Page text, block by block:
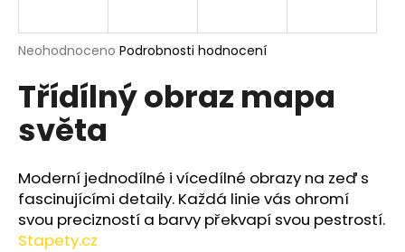
Průměrné
produktu
z
hvězdiček.
Neohodnoceno Podrobnosti hodnocení
Třídílný obraz mapa
světa
Moderní jednodílné i vícedílné obrazy na zeď s
fascinujícími detaily. Každá linie vás ohromí
svou precizností a barvy překvapí svou pestrostí.
Stapety.cz
j
t
?
HLEDAT